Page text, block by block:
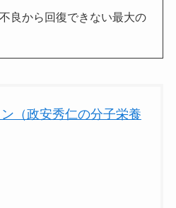
良から回復できない最大の
（政安秀仁の分子栄養